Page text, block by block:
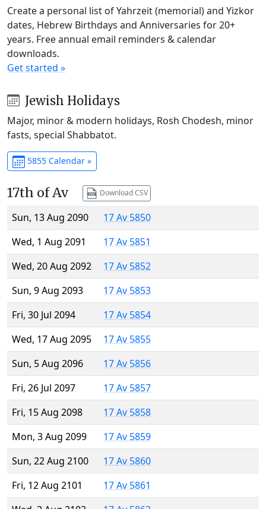
Create a personal list of Yahrzeit (memorial) and Yizkor
dates, Hebrew Birthdays and Anniversaries for 20+
years. Free annual email reminders & calendar
downloads.
Get started »
Jewish Holidays
Major, minor & modern holidays, Rosh Chodesh, minor
fasts, special Shabbatot.
5855 Calendar »
17th of Av Download CSV
Sun, 13 Aug 2090
17 Av 5850
Wed, 1 Aug 2091
17 Av 5851
Wed, 20 Aug 2092
17 Av 5852
Sun, 9 Aug 2093
17 Av 5853
Fri, 30 Jul 2094
17 Av 5854
Wed, 17 Aug 2095
17 Av 5855
Sun, 5 Aug 2096
17 Av 5856
Fri, 26 Jul 2097
17 Av 5857
Fri, 15 Aug 2098
17 Av 5858
Mon, 3 Aug 2099
17 Av 5859
Sun, 22 Aug 2100
17 Av 5860
Fri, 12 Aug 2101
17 Av 5861